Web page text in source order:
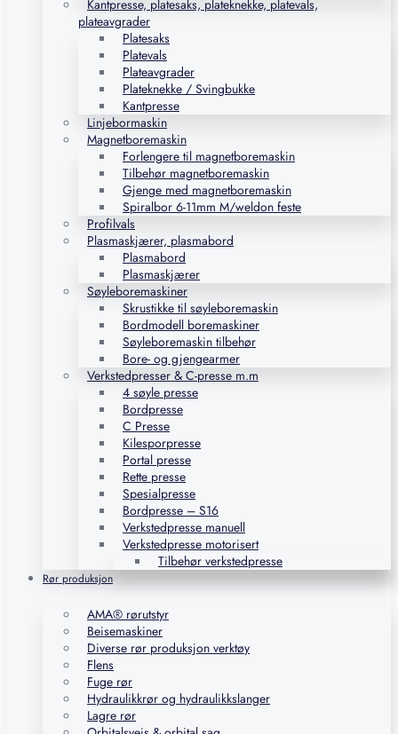
Kantpresse, platesaks, plateknekke, platevals,
plateavgrader
Platesaks
Platevals
Plateavgrader
Plateknekke / Svingbukke
Kantpresse
Linjebormaskin
Magnetboremaskin
Forlengere til magnetboremaskin
Tilbehør magnetboremaskin
Gjenge med magnetboremaskin
Spiralbor 6-11mm M/weldon feste
Profilvals
Plasmaskjærer, plasmabord
Plasmabord
Plasmaskjærer
Søyleboremaskiner
Skrustikke til søyleboremaskin
Bordmodell boremaskiner
Søyleboremaskin tilbehør
Bore- og gjengearmer
Verkstedpresser & C-presse m.m
4 søyle presse
Bordpresse
C Presse
Kilesporpresse
Portal presse
Rette presse
Spesialpresse
Bordpresse – S16
Verkstedpresse manuell
Verkstedpresse motorisert
Tilbehør verkstedpresse
Rør produksjon
AMA® rørutstyr
Beisemaskiner
Diverse rør produksjon verktøy
Flens
Fuge rør
Hydraulikkrør og hydraulikkslanger
Lagre rør